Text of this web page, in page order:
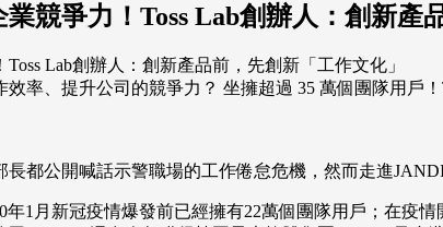
競爭力！Toss Lab創辦人：創新產
率、提升公司的競爭力？ 坐擁超過 35 萬個團隊用戶
都公開喊話示警職場的工作倦怠危機，然而走進
年1月新冠疫情爆發前已經擁有22萬個團隊用戶；在疫